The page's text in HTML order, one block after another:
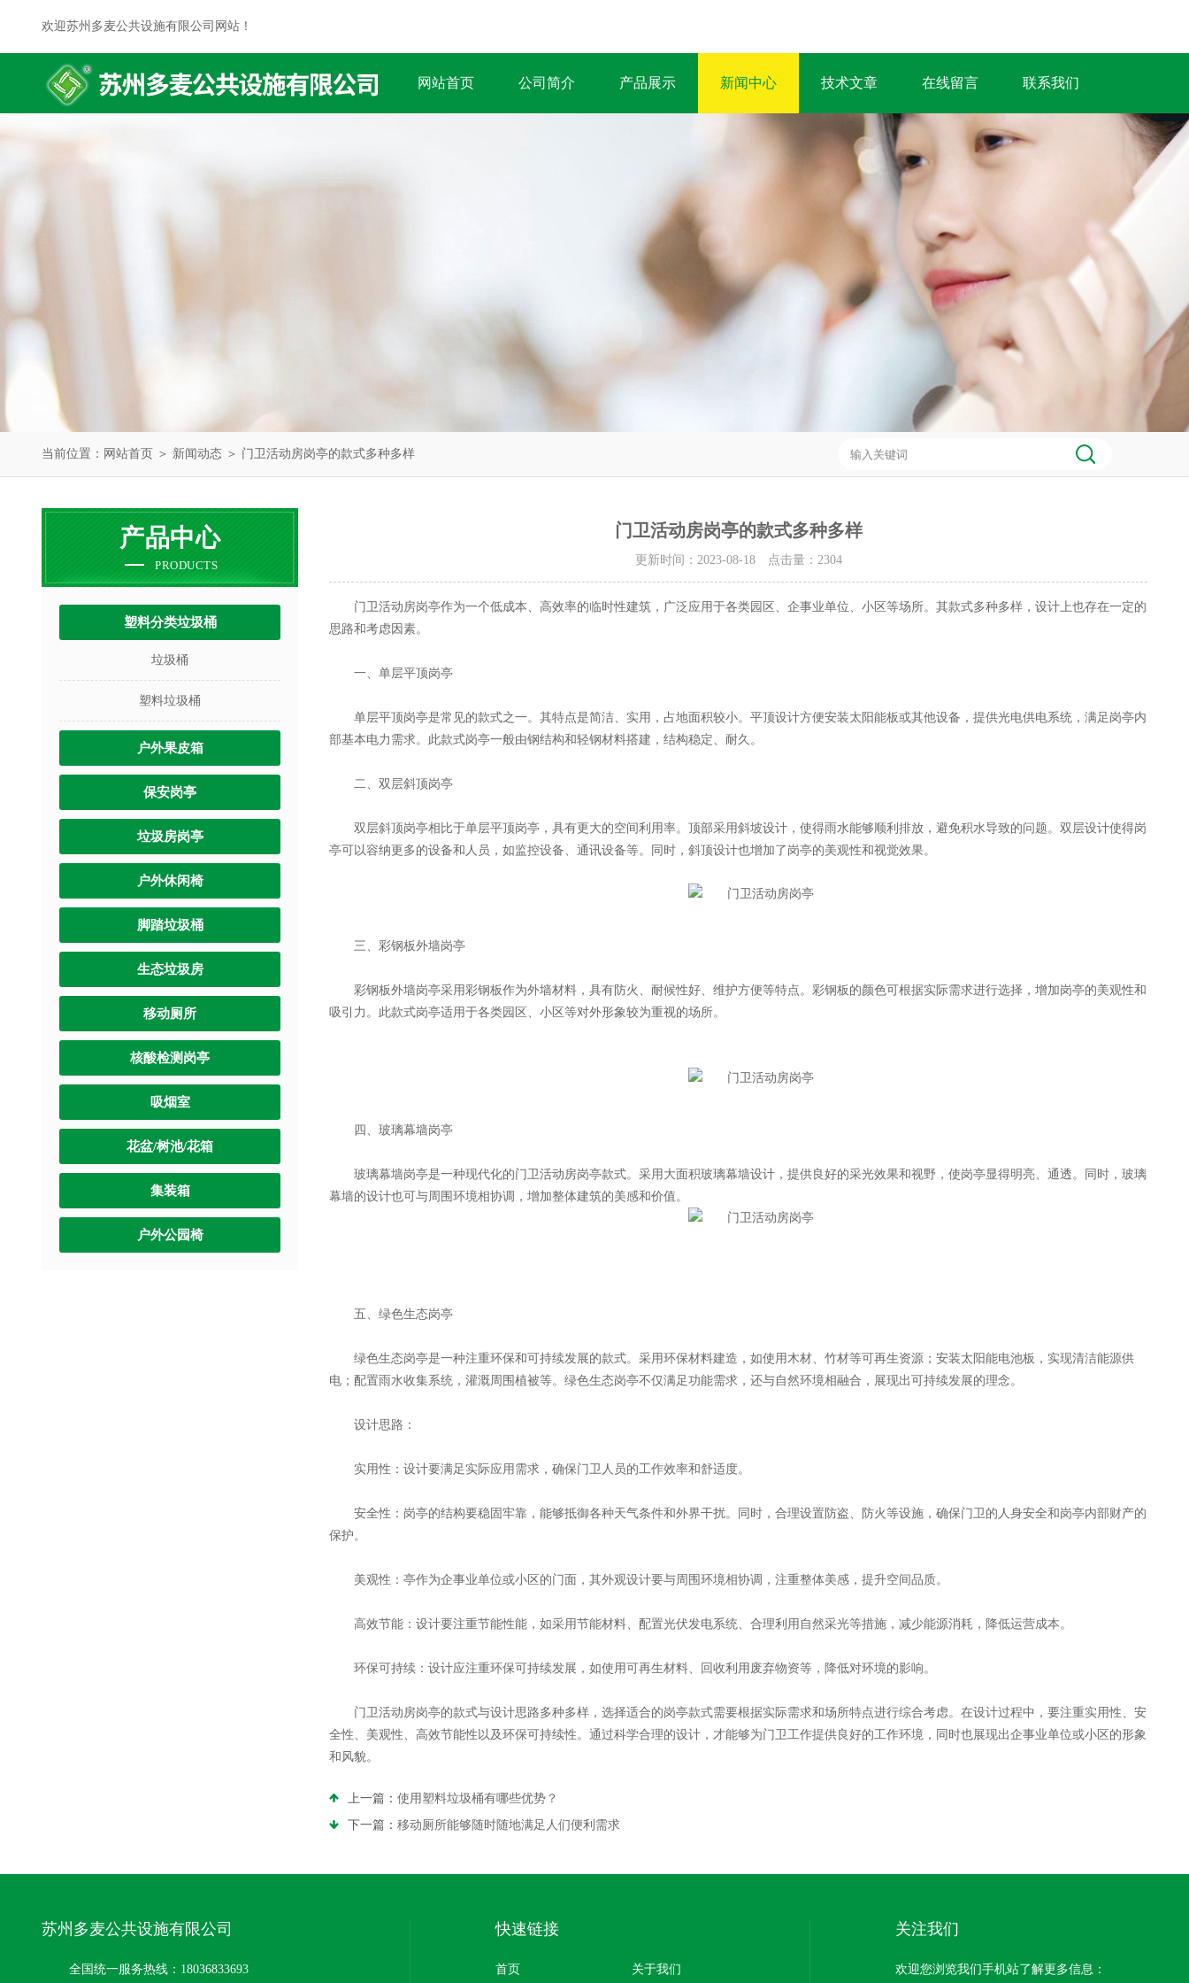
欢迎苏州多麦公共设施有限公司网站！
网站首页 公司简介 产品展示 新闻中心 技术文章 在线留言 联系我们
当前位置： 网站首页 ＞ 新闻动态 ＞ 门卫活动房岗亭的款式多种多样
产品中心
PRODUCTS
塑料分类垃圾桶
垃圾桶
塑料垃圾桶
户外果皮箱
保安岗亭
垃圾房岗亭
户外休闲椅
脚踏垃圾桶
生态垃圾房
移动厕所
核酸检测岗亭
吸烟室
花盆/树池/花箱
集装箱
户外公园椅
门卫活动房岗亭的款式多种多样
更新时间：2023-08-18 点击量： 2304
门卫活动房岗亭作为一个低成本、高效率的临时性建筑，广泛应用于各类园区、企事业单位、小区等场所。其款式多种多样，设计上也存在一定的
思路和考虑因素。
一、单层平顶岗亭
单层平顶岗亭是常见的款式之一。其特点是简洁、实用，占地面积较小。平顶设计方便安装太阳能板或其他设备，提供光电供电系统，满足岗亭内
部基本电力需求。此款式岗亭一般由钢结构和轻钢材料搭建，结构稳定、耐久。
二、双层斜顶岗亭
双层斜顶岗亭相比于单层平顶岗亭，具有更大的空间利用率。顶部采用斜坡设计，使得雨水能够顺利排放，避免积水导致的问题。双层设计使得岗
亭可以容纳更多的设备和人员，如监控设备、通讯设备等。同时，斜顶设计也增加了岗亭的美观性和视觉效果。
三、彩钢板外墙岗亭
彩钢板外墙岗亭采用彩钢板作为外墙材料，具有防火、耐候性好、维护方便等特点。彩钢板的颜色可根据实际需求进行选择，增加岗亭的美观性和
吸引力。此款式岗亭适用于各类园区、小区等对外形象较为重视的场所。
四、玻璃幕墙岗亭
玻璃幕墙岗亭是一种现代化的门卫活动房岗亭款式。采用大面积玻璃幕墙设计，提供良好的采光效果和视野，使岗亭显得明亮、通透。同时，玻璃
幕墙的设计也可与周围环境相协调，增加整体建筑的美感和价值。
五、绿色生态岗亭
绿色生态岗亭是一种注重环保和可持续发展的款式。采用环保材料建造，如使用木材、竹材等可再生资源；安装太阳能电池板，实现清洁能源供
电；配置雨水收集系统，灌溉周围植被等。绿色生态岗亭不仅满足功能需求，还与自然环境相融合，展现出可持续发展的理念。
设计思路：
实用性：设计要满足实际应用需求，确保门卫人员的工作效率和舒适度。
安全性：岗亭的结构要稳固牢靠，能够抵御各种天气条件和外界干扰。同时，合理设置防盗、防火等设施，确保门卫的人身安全和岗亭内部财产的
保护。
美观性：亭作为企事业单位或小区的门面，其外观设计要与周围环境相协调，注重整体美感，提升空间品质。
高效节能：设计要注重节能性能，如采用节能材料、配置光伏发电系统、合理利用自然采光等措施，减少能源消耗，降低运营成本。
环保可持续：设计应注重环保可持续发展，如使用可再生材料、回收利用废弃物资等，降低对环境的影响。
门卫活动房岗亭的款式与设计思路多种多样，选择适合的岗亭款式需要根据实际需求和场所特点进行综合考虑。在设计过程中，要注重实用性、安
全性、美观性、高效节能性以及环保可持续性。通过科学合理的设计，才能够为门卫工作提供良好的工作环境，同时也展现出企事业单位或小区的形象
和风貌。
上一篇： 使用塑料垃圾桶有哪些优势？
下一篇： 移动厕所能够随时随地满足人们便利需求
苏州多麦公共设施有限公司
全国统一服务热线：18036833693
快速链接
首页 关于我们
关注我们
欢迎您浏览我们手机站了解更多信息：